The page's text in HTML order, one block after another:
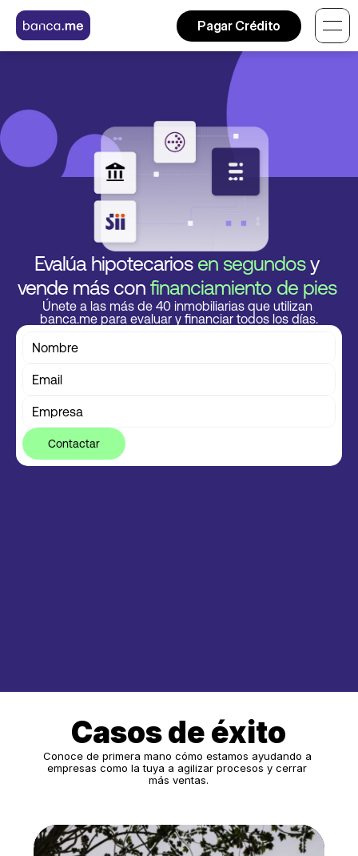
Pagar Crédito
Cuotas sin tarjeta
Hipotecario
EMPRESAS
Soluciones para inmobiliarias
Cuotas sin tarjeta
Mi cuenta empresas
Preguntas frecuentes
Hablemos de dinero
Casos de éxito
Evalúa hipotecarios en segundos y
vende más con financiamiento de pies
Únete a las más de 40 inmobiliarias que utilizan
banca.me para evaluar y financiar todos los días.
Contactar
Casos de éxito
Conoce de primera mano cómo estamos ayudando a
empresas como la tuya a agilizar procesos y cerrar
más ventas.